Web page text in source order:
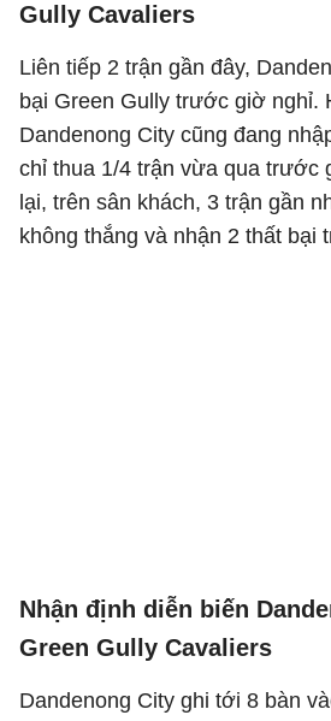
Gully Cavaliers
Liên tiếp 2 trận gần đây,
bại Green Gully trước giờ nghỉ.
Dandenong City cũng đang
chỉ thua 1/4 trận vừa qua trước
lại, trên sân khách, 3 trận gần
không thắng và nhận 2 thất bại
Nhận định diễn biến
Green Gully Cavaliers
Dandenong City ghi tới 8 bàn